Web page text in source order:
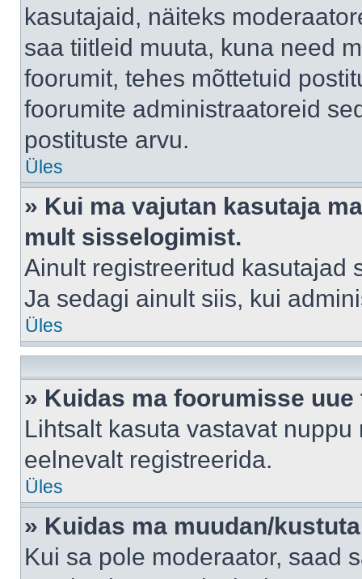
kasutajaid, näiteks
saa tiitleid muuta, kuna need
foorumit, tehes mõttetuid
foorumite administraatoreid
postituste arvu.
Üles
» Kui ma vajutan kasutaja
mult sisselogimist.
Ainult registreeritud kasutajad
Ja sedagi ainult siis, kui
Üles
» Kuidas ma foorumisse uue
Lihtsalt kasuta vastavat
eelnevalt registreerida.
Üles
» Kuidas ma muudan/
Kui sa pole moderaator, saad